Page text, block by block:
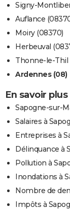
Signy-
Auflance
Moiry (08370)
Herbeuval
Thonne-le-Thil
Ardennes (08)
En savoir
Sapogne-sur-
Salaires à
Entreprises à
Délinquance à
Pollution à
Inondations à
Nombre de
Impôts à